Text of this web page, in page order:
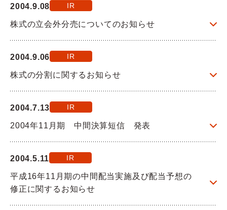
2004.9.08 IR
株式の立会外分売についてのお知らせ
2004.9.06 IR
株式の分割に関するお知らせ
2004.7.13 IR
2004年11月期 中間決算短信 発表
2004.5.11 IR
平成16年11月期の中間配当実施及び配当予想の
修正に関するお知らせ